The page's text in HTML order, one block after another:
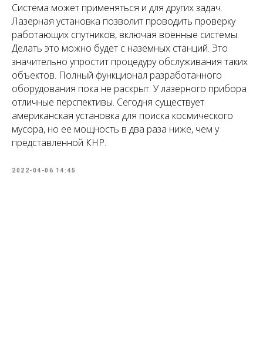
Система может применяться и для других задач.
Лазерная установка позволит проводить проверку
работающих спутников, включая военные системы.
Делать это можно будет с наземных станций. Это
значительно упростит процедуру обслуживания таких
объектов. Полный функционал разработанного
оборудования пока не раскрыт. У лазерного прибора
отличные перспективы. Сегодня существует
американская установка для поиска космического
мусора, но ее мощность в два раза ниже, чем у
представленной КНР.
2022-04-06 14:45